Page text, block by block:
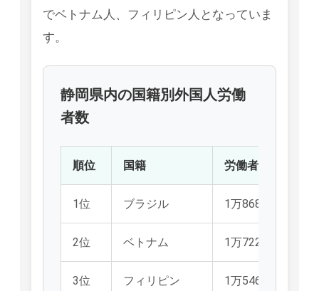
でベトナム人、フィリピン人となっていま
す。
静岡県内の国籍別外国人労働
者数
順位 国籍 労働者数
1位 ブラジル 1万8686人
2位 ベトナム 1万7224人
3位 フィリピン 1万5462人